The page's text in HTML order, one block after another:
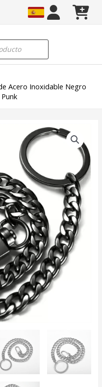
Acero Inoxidable Negro